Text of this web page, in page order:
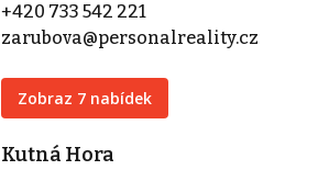
+420 733 542 221
zarubova@personalreality.cz
Zobraz 7 nabídek
Kutná Hora